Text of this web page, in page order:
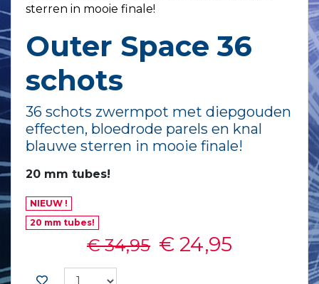
sterren in mooie finale!
Outer Space 36
schots
36 schots zwermpot met diepgouden
effecten, bloedrode parels en knal
blauwe sterren in mooie finale!
20 mm tubes!
NIEUW !
20 mm tubes!
€ 34,95 € 24,95